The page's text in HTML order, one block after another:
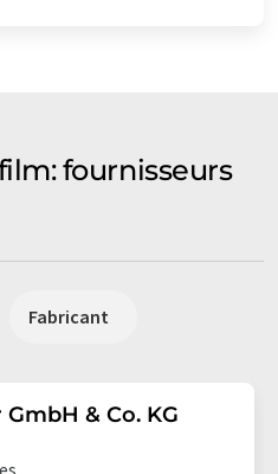
fournisseurs
Fabricant
& Co. KG